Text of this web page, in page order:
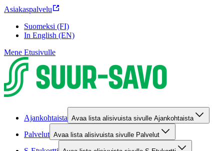
Asiakaspalvelu
Suomeksi (FI)
In English (EN)
Mene Etusivulle
Ajankohtaista Avaa lista alisivuista sivulle Ajankohtaista
Palvelut Avaa lista alisivuista sivulle Palvelut